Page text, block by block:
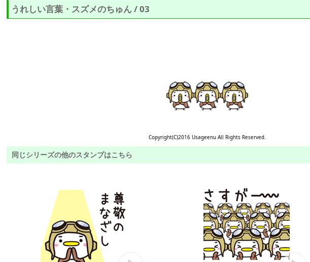
うれしい言葉・スズメのちゅん / 03
Copyright(C)2016 Usageenu All Rights Reserved.
同じシリーズの他のスタンプはこちら